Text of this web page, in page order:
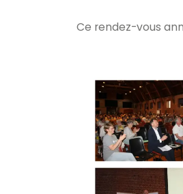
Ce rendez-vous